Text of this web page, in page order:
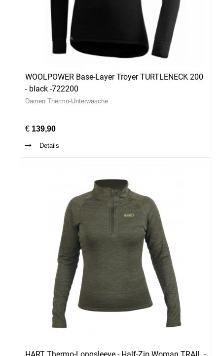
WOOLPOWER Base-Layer Troyer TURTLENECK 200
- black -722200
Damen Thermo-Unterwäsche
€ 139,90
Details